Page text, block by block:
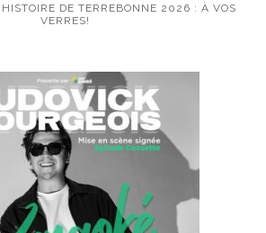
DE TERREBONNE 2026 : À VOS
VERRES!